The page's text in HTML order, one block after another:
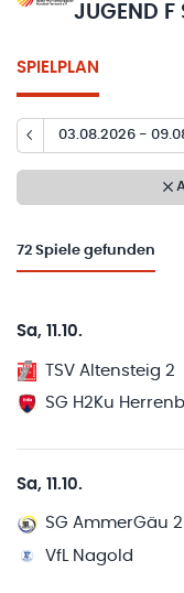
JUGEND F
SPIELPLAN
03.08.2026 -
72 Spiele gefunden
Sa, 11.10.
TSV Altensteig 2
SG H2Ku
Sa, 11.10.
SG AmmerGäu 2
VfL Nagold